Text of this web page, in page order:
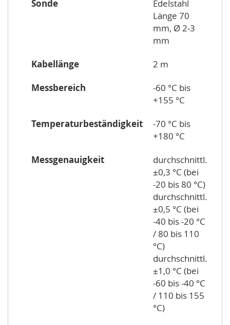
Sonde
Edelstahl
Länge 70
mm, Ø 2-3
mm
Kabellänge
2 m
Messbereich
-60 °C bis
+155 °C
Temperaturbeständigkeit
-70 °C bis
+180 °C
Messgenauigkeit
durchschnittl.
±0,3 °C (bei
-20 bis 80 °C)
durchschnittl.
±0,5 °C (bei
-40 bis -20 °C
/ 80 bis 110
°C)
durchschnittl.
±1,0 °C (bei
-60 bis -40 °C
/ 110 bis 155
°C)